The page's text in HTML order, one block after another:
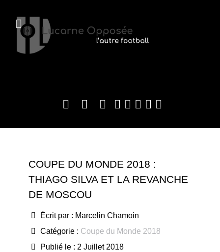
COUPE DU MONDE 2018 :
THIAGO SILVA ET LA REVANCHE
DE MOSCOU
Écrit par : Marcelin Chamoin
Catégorie : Coupe du Monde 2018
Publié le : 2 Juillet 2018